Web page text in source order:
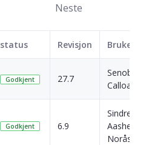
Neste
status Revisjon Bruker
Godkjent 27.7
Senobia
Godkjent 6.9
Sindre
Norås